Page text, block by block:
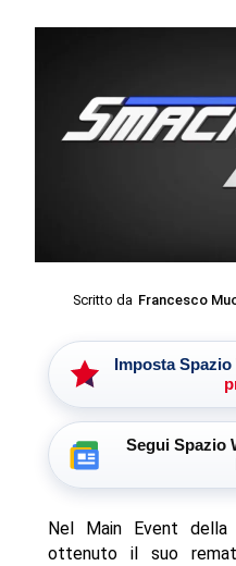
Scritto da Francesco
Imposta
Segui Spazio
Nel Main Event della
ottenuto il suo